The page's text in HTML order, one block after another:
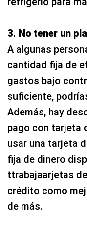
3. No tener un
A algunas
cantidad fija de
gastos bajo
suficiente,
Además, hay
pago con tarjeta
usar una tarjeta
fija de dinero
ttrabajaarjetas
crédito como
de más.